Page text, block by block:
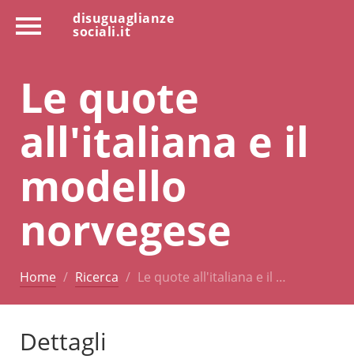
disuguaglianze
sociali.it
Le quote
all'italiana e il
modello
norvegese
Home Ricerca Le quote all'italiana e il …
Dettagli